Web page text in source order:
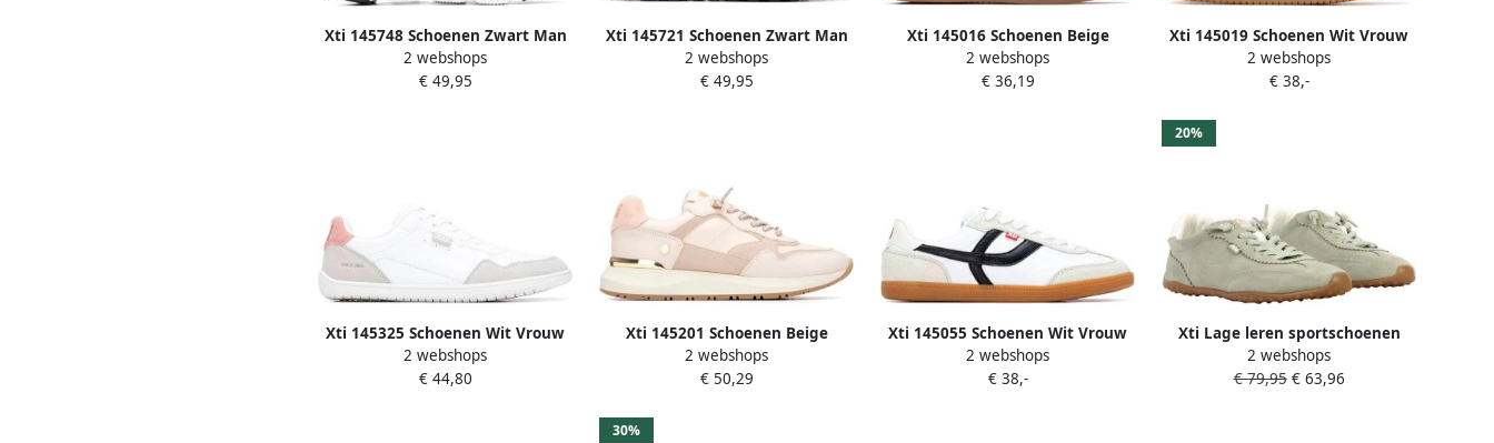
Xti 145748 Schoenen Zwart Man
2 webshops
€ 49,95
Xti 145721 Schoenen Zwart Man
2 webshops
€ 49,95
Xti 145016 Schoenen Beige
Vrouw
2 webshops
€ 36,19
Xti 145019 Schoenen Wit Vrouw
2 webshops
€ 38,-
Xti 145325 Schoenen Wit Vrouw
2 webshops
€ 44,80
Xti 145201 Schoenen Beige
Vrouw
2 webshops
€ 50,29
Xti 145055 Schoenen Wit Vrouw
2 webshops
€ 38,-
20%
Xti Lage leren sportschoenen
2 webshops
€ 79,95€ 63,96
30%